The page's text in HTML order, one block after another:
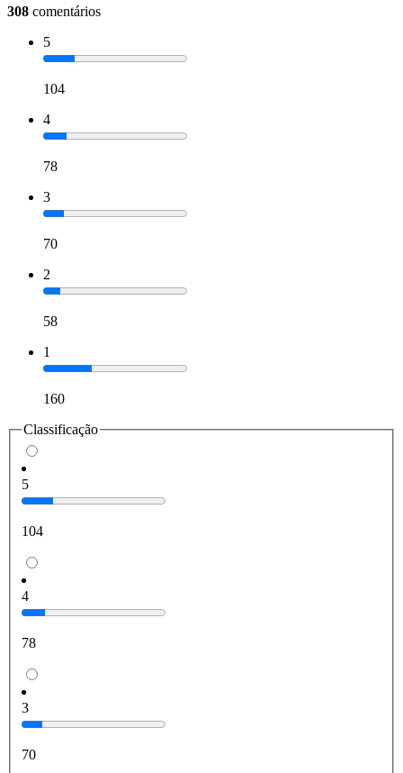
308 comentários
5
104
4
78
3
70
2
58
1
160
Classificação
5
104
4
78
3
70